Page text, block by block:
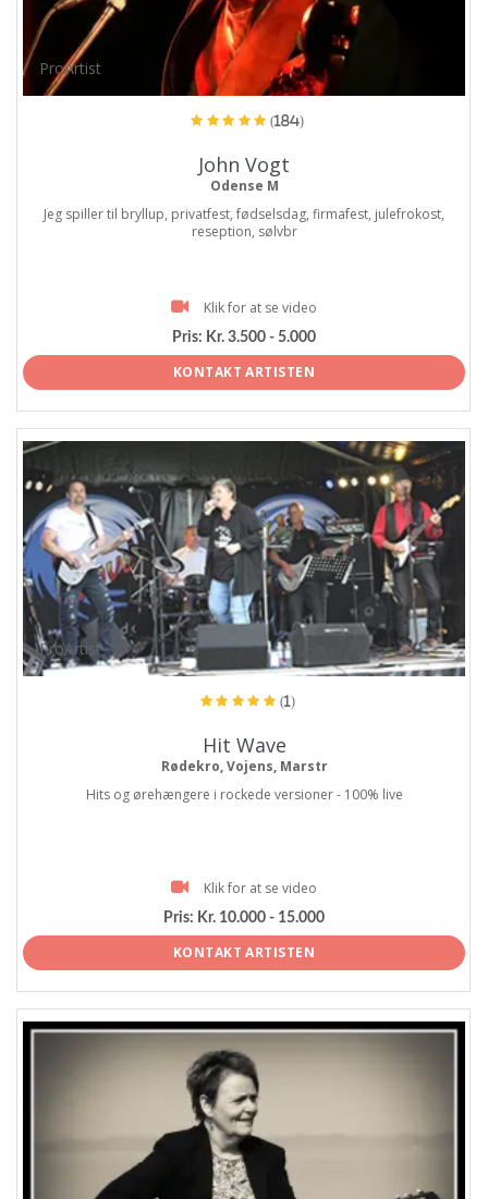
ProArtist
(184)
John Vogt
Odense M
Jeg spiller til bryllup, privatfest, fødselsdag, firmafest, julefrokost,
reseption, sølvbr
Klik for at se video
Pris: Kr. 3.500 - 5.000
KONTAKT ARTISTEN
ProArtist
(1)
Hit Wave
Rødekro, Vojens, Marstr
Hits og ørehængere i rockede versioner - 100% live
Klik for at se video
Pris: Kr. 10.000 - 15.000
KONTAKT ARTISTEN